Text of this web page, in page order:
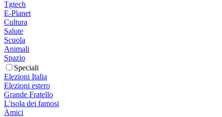
Tgtech
E-Planet
Cultura
Salute
Scuola
Animali
Spazio
Speciali
Elezioni Italia
Elezioni estero
Grande Fratello
L'isola dei famosi
Amici